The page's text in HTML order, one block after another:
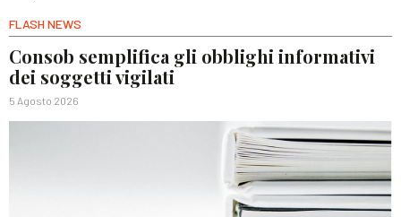
FLASH NEWS
Consob semplifica gli obblighi informativi
dei soggetti vigilati
5 Agosto 2026